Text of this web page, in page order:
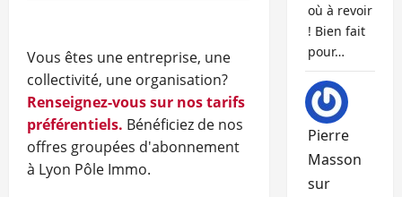
Vous êtes une entreprise, une
collectivité, une organisation?
Renseignez-vous sur nos tarifs
préférentiels. Bénéficiez de nos
offres groupées d'abonnement
à Lyon Pôle Immo.
où à revoir
! Bien fait
pour…
Pierre
Masson
sur